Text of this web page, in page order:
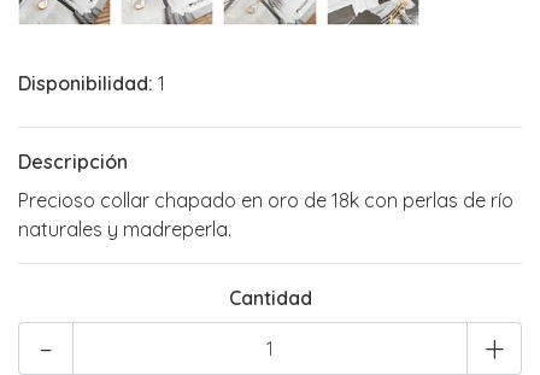
Disponibilidad: 1
Descripción
Precioso collar chapado en oro de 18k con perlas de río
naturales y madreperla.
Cantidad
+
-